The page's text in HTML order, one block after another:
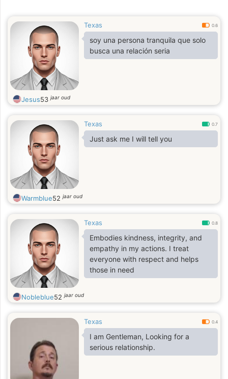
Texas 0.6
soy una persona tranquila que solo
busca una relación seria
Jesus53jaar oud
Texas 0.7
Just ask me I will tell you
Warmblue52jaar oud
Texas 0.8
Embodies kindness, integrity, and
empathy in my actions. I treat
everyone with respect and helps
those in need
Nobleblue52jaar oud
Texas 0.4
I am Gentleman, Looking for a
serious relationship.